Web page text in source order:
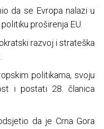
da se Evropa nalazi u
proširenja EU.
razvoj i strateška
politikama, svoju
i postati 28. članica
da je Crna Gora